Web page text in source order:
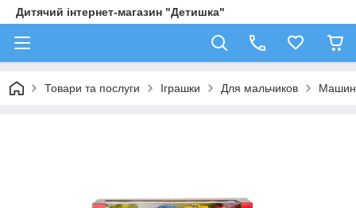
Дитячий інтернет-магазин "Детишка"
Товари та послуги Іграшки Для мальчиков